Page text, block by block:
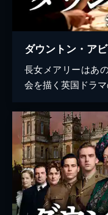
ダウントン・ア
長女メアリーはあ
会を描く英国ドラ